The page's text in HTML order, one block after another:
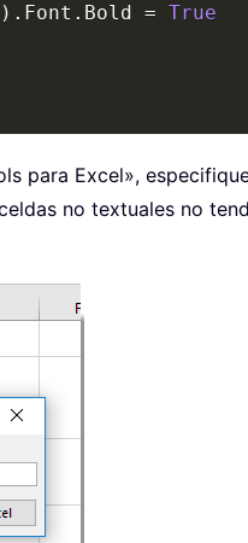
) . Font . Bold = True
para Excel»,
no textuales no